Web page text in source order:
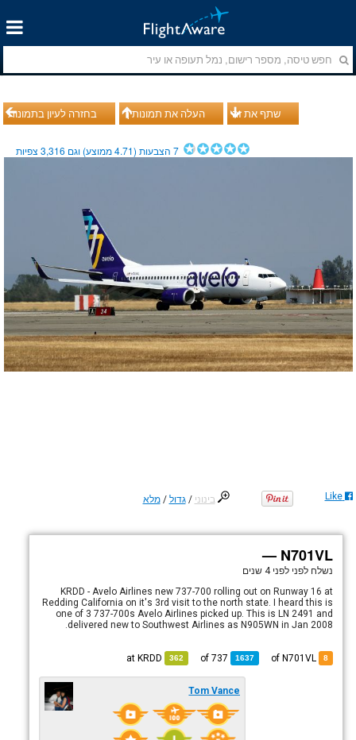
בחזרה לעיון בתמונות העלה את תמונותיך שתף את זה
7הצבעות (4.71ממוצע) וגם 3,316צפיות
בינוני /גדול /מלא Like
N701VL —
נשלח לפנילפני 4 שנים
KRDD - Avelo Airlines new 737-700 rolling out on Runway 16 at
Redding California on it's 3rd visit to the north state. I heard this is
one of 3 737-700s Avelo Airlines picked up. This is LN 2491 and
delivered new to Southwest Airlines as N905WN in Jan 2008.
8
1637
737
362
KRDD
Tom Vance